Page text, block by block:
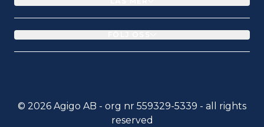
© 2026 Agigo AB - org nr 559329-5339 - all rights
reserved